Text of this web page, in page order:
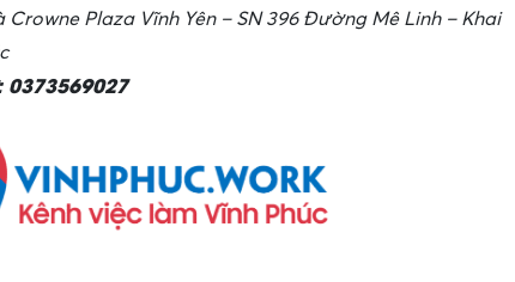
Crowne Plaza Vĩnh Yên – SN 396 Đường Mê Linh – Khai